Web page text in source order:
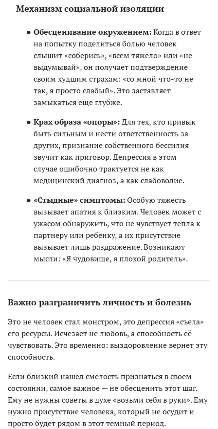
Механизм социальной изоляции
Обесценивание окружением:Когда в ответ
на попытку поделиться болью человек
слышит «соберись», «всем тяжело» или «не
выдумывай», он получает подтверждение
своим худшим страхам: «со мной что-то не
так, я просто слабый». Это заставляет
замыкаться еще глубже.
Крах образа «опоры»:Для тех, кто привык
быть сильным и нести ответственность за
других, признание собственного бессилия
звучит как приговор. Депрессия в этом
случае ошибочно трактуется не как
медицинский диагноз, а как слабоволие.
«Стыдные» симптомы:Особую тяжесть
вызывает апатия к близким. Человек может с
ужасом обнаружить, что не чувствует тепла к
партнеру или ребенку, а их присутствие
вызывает лишь раздражение. Возникают
мысли: «Я чудовище, я плохой родитель».
Важно разграничить личность и болезнь
Это не человек стал монстром, это депрессия «съела»
его ресурсы. Исчезает не любовь, а способность её
чувствовать. Это временно: выздоровление вернет эту
способность.
Если близкий нашел смелость признаться в своем
состоянии, самое важное — не обесценить этот шаг.
Ему не нужны советы в духе «возьми себя в руки». Ему
нужно присутствие человека, который не осудит и
просто будет рядом в этот темный период.